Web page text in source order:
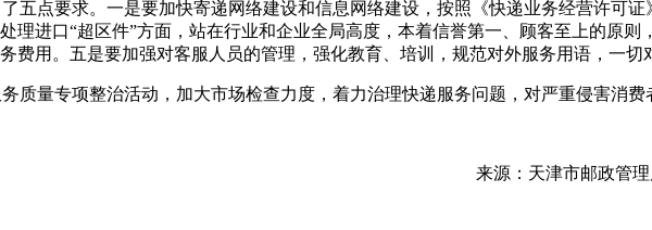
五点要求。一是要加快寄递网络建设和信息网络建设，按照《快递业务经营许可
理进口“超区件”方面，站在行业和企业全局高度，本着信誉第一、顾客至上的原
费用。五是要加强对客服人员的管理，强化教育、培训，规范对外服务用语，一
质量专项整治活动，加大市场检查力度，着力治理快递服务问题，对严重侵害消费
津市邮政管理